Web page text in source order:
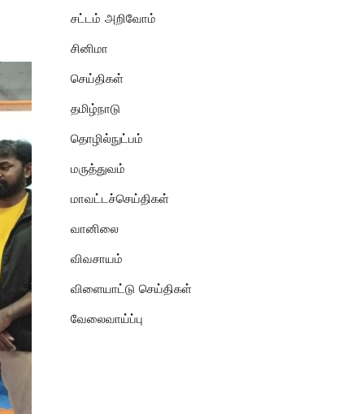
சட்டம் அறிவோம்
சினிமா
செய்திகள்
தமிழ்நாடு
தொழில்நுட்பம்
மருத்துவம்
மாவட்டச்செய்திகள்
வானிலை
விவசாயம்
விளையாட்டு செய்திகள்
வேலைவாய்ப்பு